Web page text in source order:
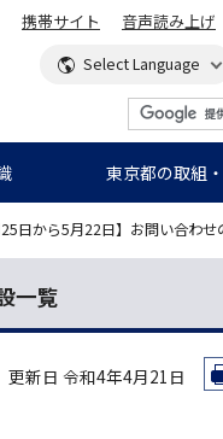
携帯サイト 音声読み上げ
東京都の取組
日から5月22日】お問い合わせ
一覧
更新日 令和4年4月21日